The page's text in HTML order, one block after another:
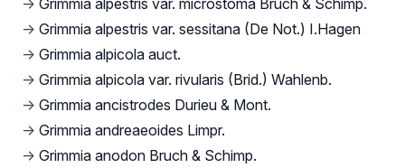
→ Grimmia alpestris var. sessitana (De Not.) I.Hagen
→ Grimmia alpicola auct.
→ Grimmia alpicola var. rivularis (Brid.) Wahlenb.
→ Grimmia ancistrodes Durieu & Mont.
→ Grimmia andreaeoides Limpr.
→ Grimmia anodon Bruch & Schimp.